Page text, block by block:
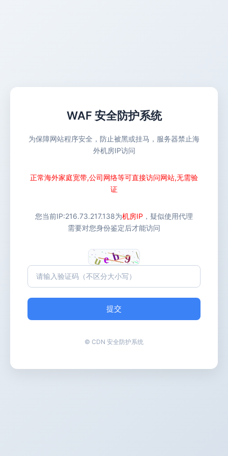
WAF 安全防护系统
为保障网站程序安全，防止被黑或挂马，服务器禁止海
外机房IP访问
正常海外家庭宽带,公司网络等可直接访问网站,无需验
证
您当前IP:216.73.217.138为机房IP ，疑似使用代理
需要对您身份鉴定后才能访问
提交
© CDN 安全防护系统